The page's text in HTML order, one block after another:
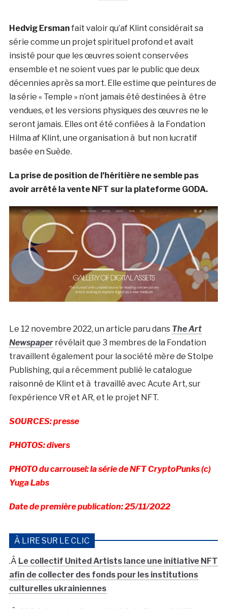
Hedvig Ersman fait valoir qu’af Klint considérait sa
série comme un projet spirituel profond et avait
insisté pour que les œuvres soient conservées
ensemble et ne soient vues par le public que deux
décennies après sa mort. Elle estime que peintures de
la série « Temple » n’ont jamais été destinées à être
vendues, et les versions physiques des œuvres ne le
seront jamais. Elles ont été confiées à la Fondation
Hilma af Klint, une organisation à but non lucratif
basée en Suède.
La prise de position de l’héritière ne semble pas
avoir arrêté la vente NFT sur la plateforme GODA.
Le 12 novembre 2022, un article paru dans The Art
Newspaperrévélait que 3 membres de la Fondation
travaillent également pour la société mère de Stolpe
Publishing, qui a récemment publié le catalogue
raisonné de Klint et à travaillé avec Acute Art, sur
l’expérience VR et AR, et le projet NFT.
SOURCES: presse
PHOTOS: divers
PHOTO du carrousel: la série de NFT CryptoPunks (c)
Yuga Labs
Date de première publication: 25/11/2022
À LIRE SUR LE CLIC
.Â Le collectif United Artists lance une initiative NFT
afin de collecter des fonds pour les institutions
culturelles ukrainiennes